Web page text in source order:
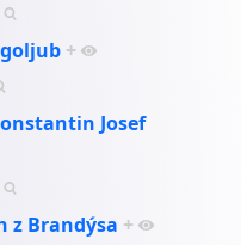
+
Josef
z Brandýsa +